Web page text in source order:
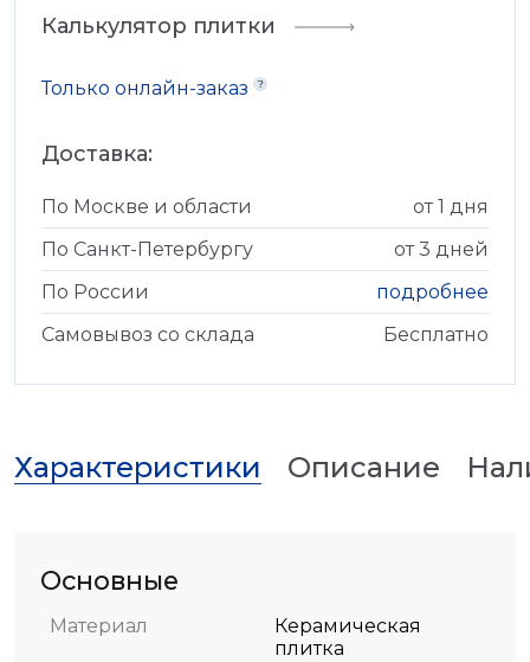
Калькулятор плитки
Только онлайн-заказ
Доставка:
По Москве и области
от 1 дня
По Санкт-Петербургу
от 3 дней
По России
подробнее
Самовывоз со склада
Бесплатно
Характеристики Описание
Основные
Материал
Керамическая
плитка